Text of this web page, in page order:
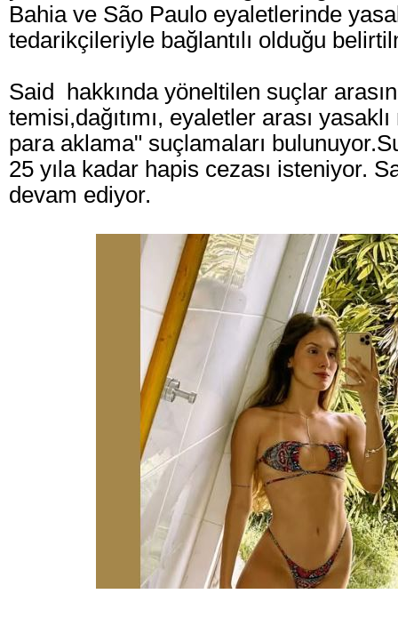
Bahia ve São Paulo eyaletlerinde
tedarikçileriyle bağlantılı olduğu
Said hakkında yöneltilen suçlar
temisi,dağıtımı, eyaletler arası
para aklama" suçlamaları
25 yıla kadar hapis cezası isteniyor.
devam ediyor.